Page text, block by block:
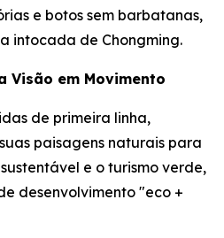
e botos sem barbatanas,
intocada de Chongming.
Visão em Movimento
de primeira linha,
paisagens naturais para
e o turismo verde,
desenvolvimento "eco +